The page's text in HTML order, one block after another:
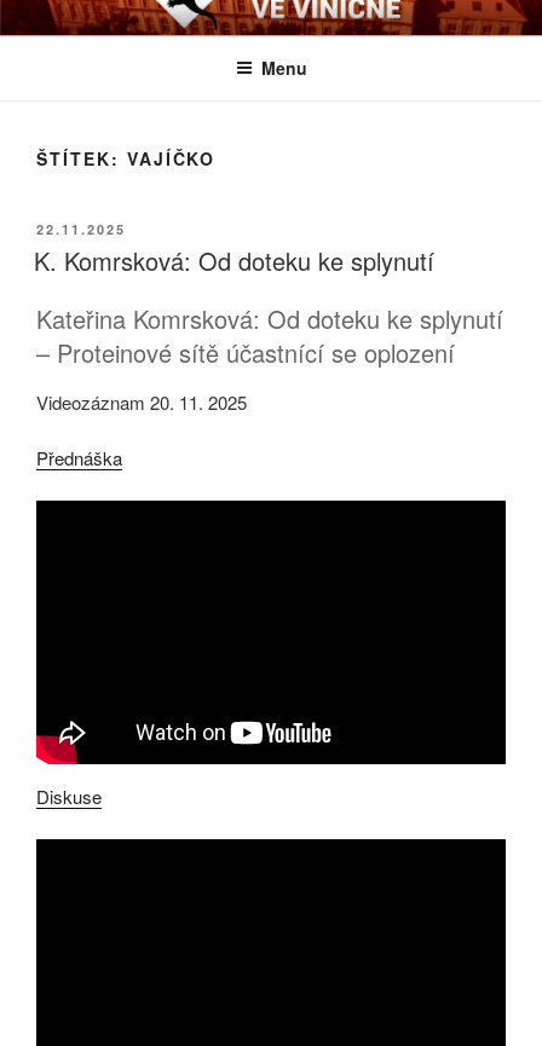
k
BIOLOGICKÉ ČTVRTKY VE
Určeno všem zájemcům o evoluci a obecnější biologická témata
Menu
ŠTÍTEK: VAJÍČKO
PUBLIKOVÁNO
22.11.2025
K. Komrsková: Od doteku ke splynutí
Kateřina Komrsková: Od doteku ke splynutí
– Proteinové sítě účastnící se oplození
Videozáznam 20. 11. 2025
Přednáška
Diskuse